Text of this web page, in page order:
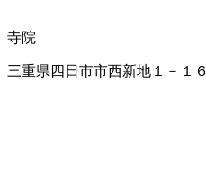
寺院
三重県四日市市西新地１－１６